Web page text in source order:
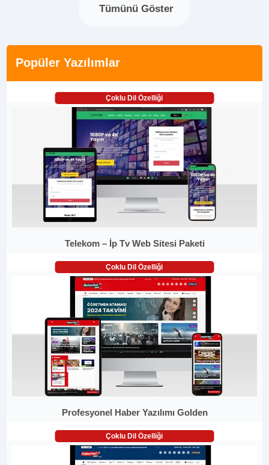
Tümünü Göster
Popüler Yazılımlar
Çoklu Dil Özelliği
Telekom – İp Tv Web Sitesi Paketi
Çoklu Dil Özelliği
Profesyonel Haber Yazılımı Golden
Çoklu Dil Özelliği